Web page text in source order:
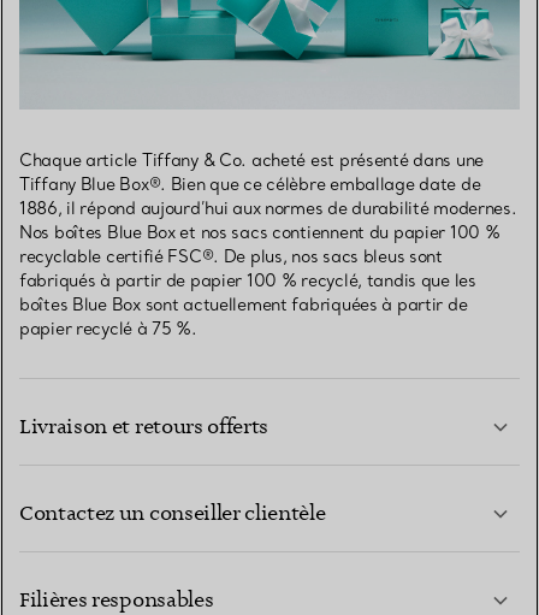
Chaque article Tiffany & Co. acheté est présenté dans une
Tiffany Blue Box®. Bien que ce célèbre emballage date de
1886, il répond aujourd’hui aux normes de durabilité modernes.
Nos boîtes Blue Box et nos sacs contiennent du papier 100 %
recyclable certifié FSC®. De plus, nos sacs bleus sont
fabriqués à partir de papier 100 % recyclé, tandis que les
boîtes Blue Box sont actuellement fabriquées à partir de
papier recyclé à 75 %.
Livraison et retours offerts
Contactez un conseiller clientèle
Filières responsables